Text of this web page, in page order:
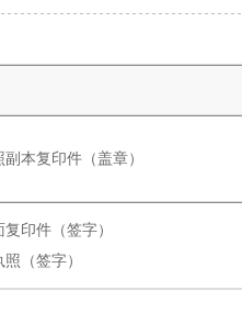
本复印件（盖章）
印件（签字）
（签字）